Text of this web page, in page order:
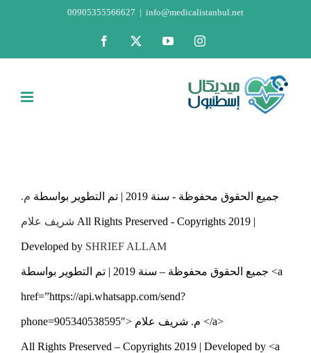
content
00905355566627 | info@medicalistanbul.net
Facebook YouTubeInstagram
جميع الحقوق محفوظة - سنة 2019 | تم التطوير بواسطة م.
All Rights Preserved - Copyrights 2019 |
Developed by SHRIEF ALLAM
جميع الحقوق محفوظة – سنة 2019 | تم التطوير بواسطة <a
href=”https://api.whatsapp.com/send?
phone=905340538595″> م. شريف علام </a>
All Rights Preserved – Copyrights 2019 | Developed by <a